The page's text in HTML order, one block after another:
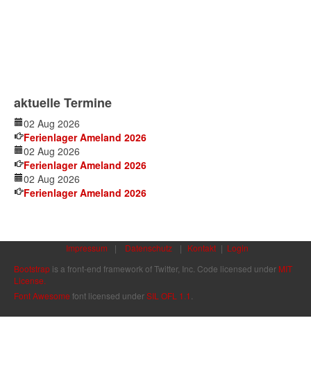
aktuelle Termine
02 Aug 2026
Ferienlager Ameland 2026
02 Aug 2026
Ferienlager Ameland 2026
02 Aug 2026
Ferienlager Ameland 2026
Impressum | Datenschutz | Kontakt | Login
Bootstrap is a front-end framework of Twitter, Inc. Code licensed under MIT
License.
Font Awesome font licensed underSIL OFL 1.1